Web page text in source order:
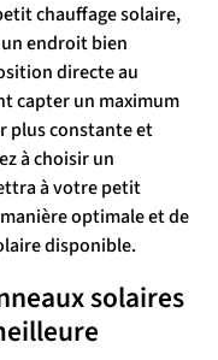
chauffage solaire,
endroit bien
directe au
capter un maximum
plus constante et
à choisir un
à votre petit
optimale et de
disponible.
solaires